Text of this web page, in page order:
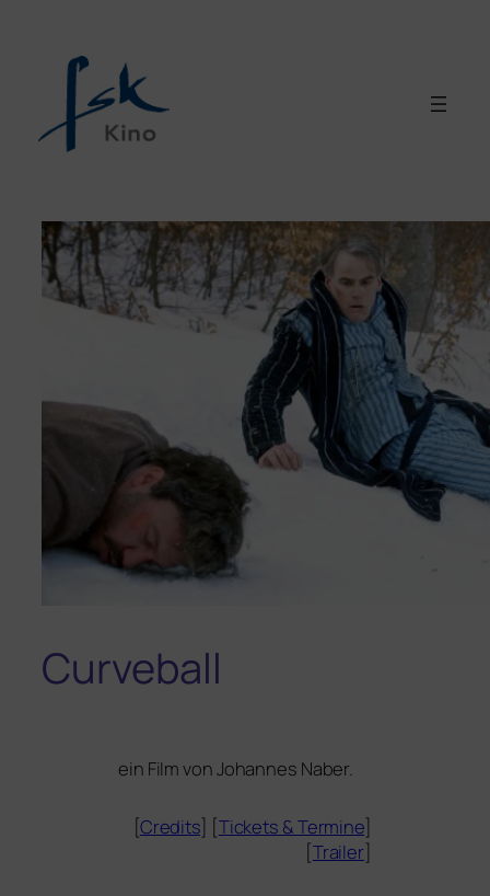
Curveball
ein Film von Johannes Naber.
[Credits] [Tickets &Termine]
[Trailer]